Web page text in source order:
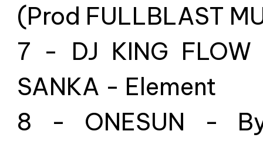
(Prod FULLBLAST
7 - DJ KING FLOW
SANKA - Element
8 - ONESUN -